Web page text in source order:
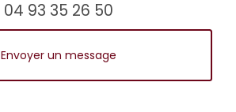
04 93 35 26 50
Envoyer un message